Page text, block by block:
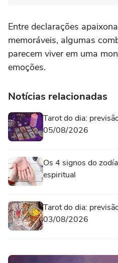
Entre declarações
memoráveis, algumas
parecem viver em uma
emoções.
Notícias relacionadas
Tarot do dia:
05/08/2026
Os 4 signos do
espiritual
Tarot do dia:
03/08/2026